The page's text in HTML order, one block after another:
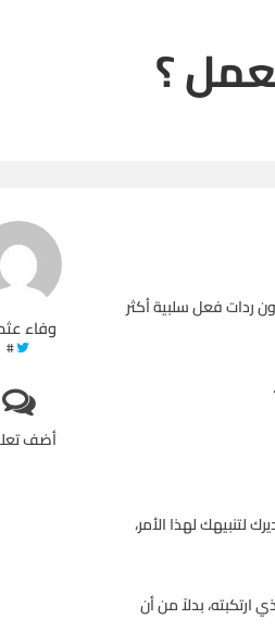
؟
وفاء
#
أضف
ردات فعل سلبية أكثر
لتنبيهك لهذا الأمر،
ارتكبته، بدلاً من أن